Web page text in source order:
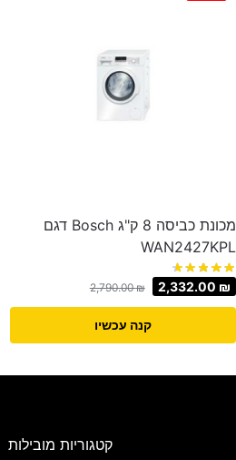
מכונת כביסה 8 ק"ג Bosch דגם
WAN2427KPL
2,790.00₪ 2,332.00 ₪
קנה עכשיו
קטגוריות מובילות